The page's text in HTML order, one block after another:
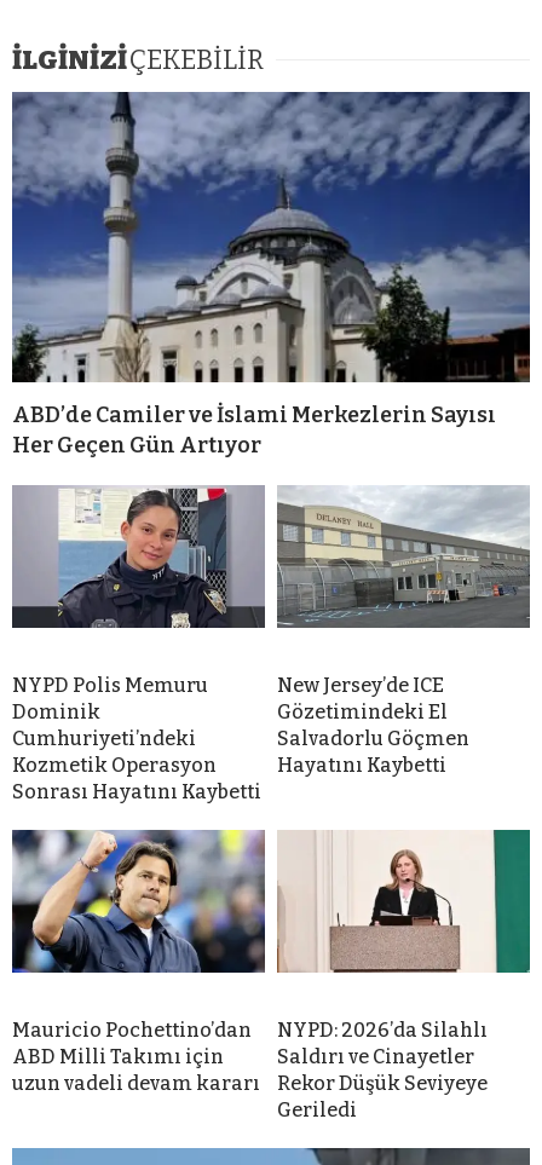
İLGİNİZİÇEKEBİLİR
ABD’de Camiler ve İslami Merkezlerin Sayısı
Her Geçen Gün Artıyor
NYPD Polis Memuru
Dominik
Cumhuriyeti’ndeki
Kozmetik Operasyon
Sonrası Hayatını Kaybetti
New Jersey’de ICE
Gözetimindeki El
Salvadorlu Göçmen
Hayatını Kaybetti
Mauricio Pochettino’dan
ABD Milli Takımı için
uzun vadeli devam kararı
NYPD: 2026’da Silahlı
Saldırı ve Cinayetler
Rekor Düşük Seviyeye
Geriledi